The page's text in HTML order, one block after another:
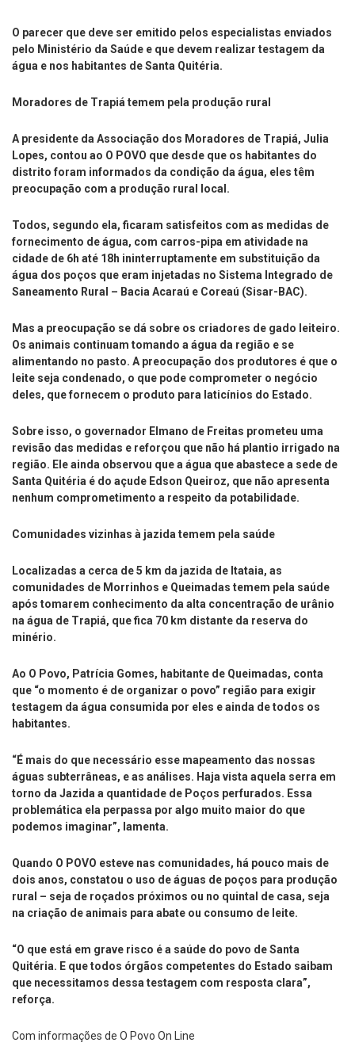
O parecer que deve ser emitido pelos especialistas enviados
pelo Ministério da Saúde e que devem realizar testagem da
água e nos habitantes de Santa Quitéria.
Moradores de Trapiá temem pela produção rural
A presidente da Associação dos Moradores de Trapiá, Julia
Lopes, contou ao O POVO que desde que os habitantes do
distrito foram informados da condição da água, eles têm
preocupação com a produção rural local.
Todos, segundo ela, ficaram satisfeitos com as medidas de
fornecimento de água, com carros-pipa em atividade na
cidade de 6h até 18h ininterruptamente em substituição da
água dos poços que eram injetadas no Sistema Integrado de
Saneamento Rural – Bacia Acaraú e Coreaú (Sisar-BAC).
Mas a preocupação se dá sobre os criadores de gado leiteiro.
Os animais continuam tomando a água da região e se
alimentando no pasto. A preocupação dos produtores é que o
leite seja condenado, o que pode comprometer o negócio
deles, que fornecem o produto para laticínios do Estado.
Sobre isso, o governador Elmano de Freitas prometeu uma
revisão das medidas e reforçou que não há plantio irrigado na
região. Ele ainda observou que a água que abastece a sede de
Santa Quitéria é do açude Edson Queiroz, que não apresenta
nenhum comprometimento a respeito da potabilidade.
Comunidades vizinhas à jazida temem pela saúde
Localizadas a cerca de 5 km da jazida de Itataia, as
comunidades de Morrinhos e Queimadas temem pela saúde
após tomarem conhecimento da alta concentração de urânio
na água de Trapiá, que fica 70 km distante da reserva do
minério.
Ao O Povo, Patrícia Gomes, habitante de Queimadas, conta
que “o momento é de organizar o povo” região para exigir
testagem da água consumida por eles e ainda de todos os
habitantes.
“É mais do que necessário esse mapeamento das nossas
águas subterrâneas, e as análises. Haja vista aquela serra em
torno da Jazida a quantidade de Poços perfurados. Essa
problemática ela perpassa por algo muito maior do que
podemos imaginar”, lamenta.
Quando O POVO esteve nas comunidades, há pouco mais de
dois anos, constatou o uso de águas de poços para produção
rural – seja de roçados próximos ou no quintal de casa, seja
na criação de animais para abate ou consumo de leite.
“O que está em grave risco é a saúde do povo de Santa
Quitéria. E que todos órgãos competentes do Estado saibam
que necessitamos dessa testagem com resposta clara”,
reforça.
Com informações de O Povo On Line